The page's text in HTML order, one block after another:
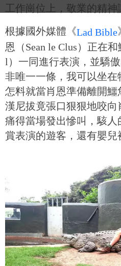
工作崗位上，敬業的精神
根據國外媒體《Lad Bible
恩（Sean le Clus）正在
l）一同進行表演，並驕
非唯一一條，我可以坐在
怎料就當肖恩準備離開鱷
漢尼拔竟張口狠狠地咬
痛得當場發出慘叫，駭
賞表演的遊客，還有嬰兒